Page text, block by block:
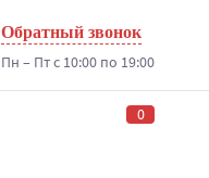
Обратный звонок
Пн – Пт с 10:00 по 19:00
0